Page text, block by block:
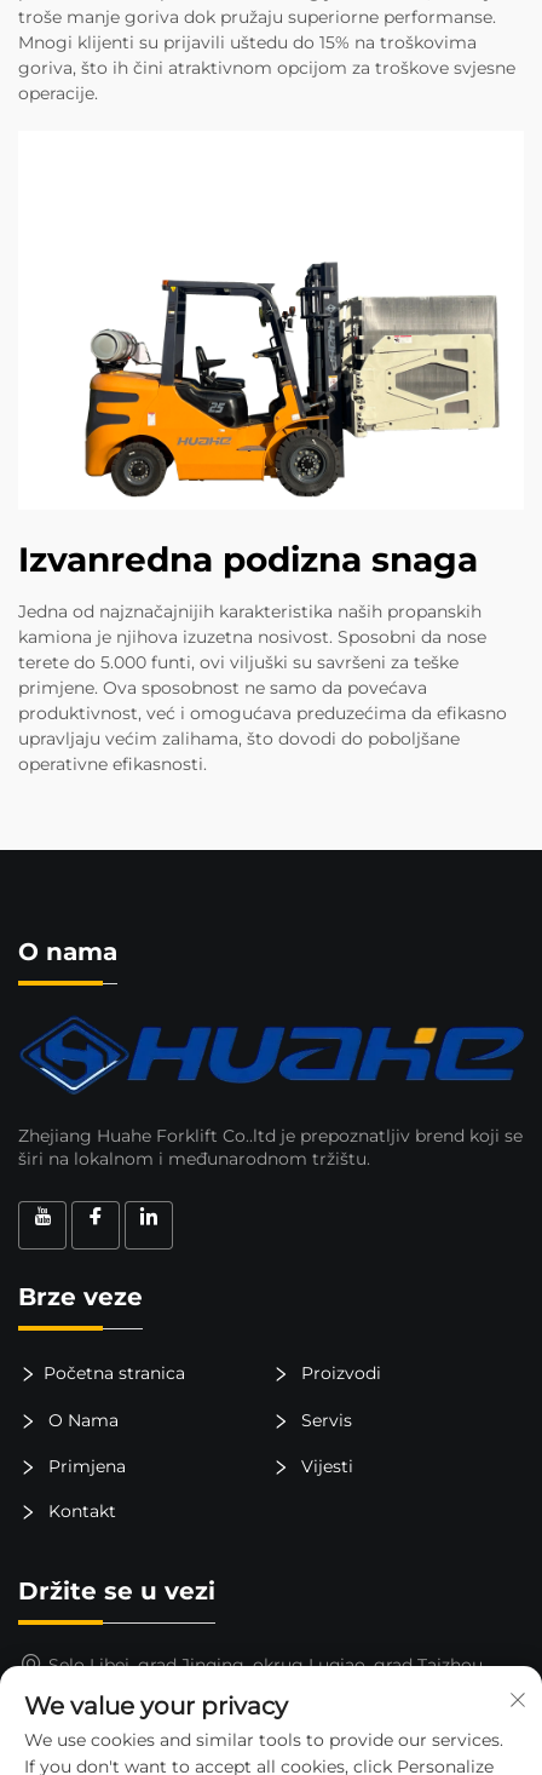
troše manje goriva dok pružaju superiorne performanse.
Mnogi klijenti su prijavili uštedu do 15% na troškovima
goriva, što ih čini atraktivnom opcijom za troškove svjesne
operacije.
Izvanredna podizna snaga
Jedna od najznačajnijih karakteristika naših propanskih
kamiona je njihova izuzetna nosivost. Sposobni da nose
terete do 5.000 funti, ovi viljuški su savršeni za teške
primjene. Ova sposobnost ne samo da povećava
produktivnost, već i omogućava preduzećima da efikasno
upravljaju većim zalihama, što dovodi do poboljšane
operativne efikasnosti.
O nama
Zhejiang Huahe Forklift Co..ltd je prepoznatljiv brend koji se
širi na lokalnom i međunarodnom tržištu.
Brze veze
Početna stranica Proizvodi
O Nama Servis
Primjena Vijesti
Kontakt
Držite se u vezi
Selo Libei, grad Jinqing, okrug Luqiao, grad Taizhou,
15325652000
We value your privacy
We use cookies and similar tools to provide our services.
If you don't want to accept all cookies, click Personalize